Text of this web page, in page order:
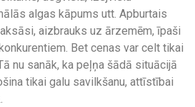
algas kāpums utt. Apburtais
aizbrauks uz ārzemēm, īpaši
Bet cenas var celt tikai
nu sanāk, ka peļņa šādā situācijā
tikai galu savilkšanu, attīstībai